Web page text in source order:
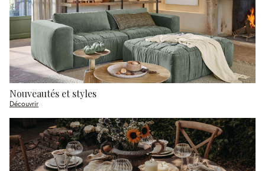
Nouveautés et styles
Découvrir